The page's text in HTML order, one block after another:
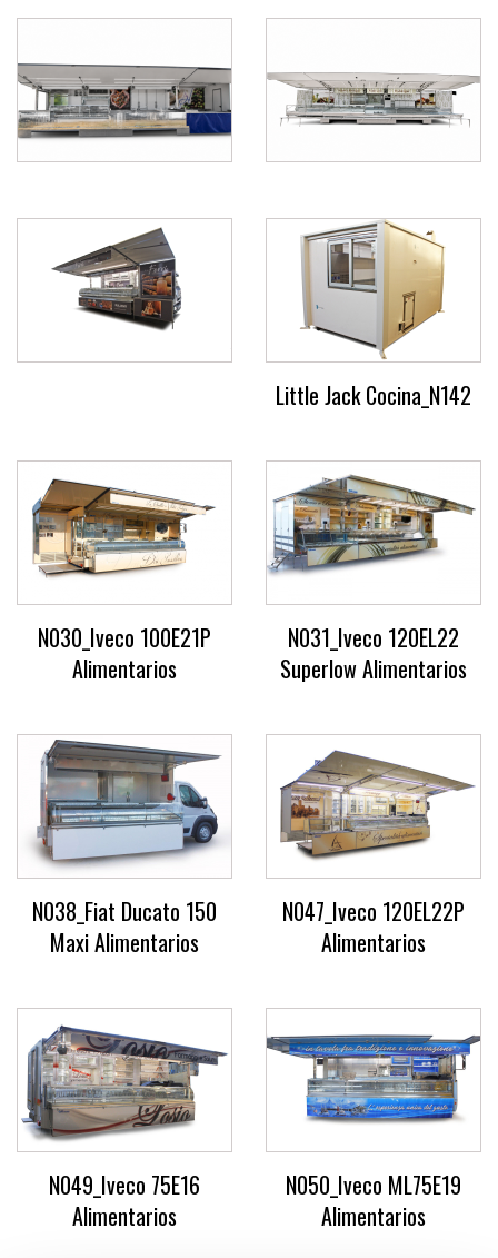
Little Jack Cocina_N142
N030_Iveco 100E21P
Alimentarios
N031_Iveco 120EL22
Superlow Alimentarios
N038_Fiat Ducato 150
Maxi Alimentarios
N047_Iveco 120EL22P
Alimentarios
N049_Iveco 75E16
Alimentarios
N050_Iveco ML75E19
Alimentarios